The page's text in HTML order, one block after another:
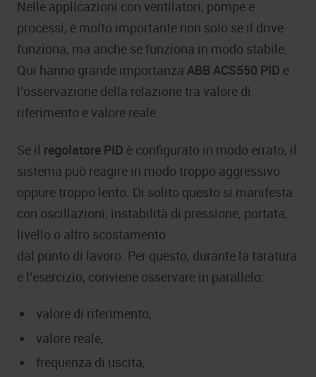
Nelle applicazioni con ventilatori, pompe e
processi, è molto importante non solo se il drive
funziona, ma anche se funziona in modo stabile.
Qui hanno grande importanza ABB ACS550 PID e
l’osservazione della relazione tra valore di
riferimento e valore reale.
Se il regolatore PID è configurato in modo errato, il
sistema può reagire in modo troppo aggressivo
oppure troppo lento. Di solito questo si manifesta
con oscillazioni, instabilità di pressione, portata,
livello o altro scostamento
dal punto di lavoro. Per questo, durante la taratura
e l’esercizio, conviene osservare in parallelo:
valore di riferimento,
valore reale,
frequenza di uscita,